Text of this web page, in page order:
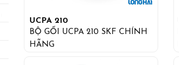
UCPA 210
BỘ GỐI UCPA 210 SKF CHÍNH
HÃNG